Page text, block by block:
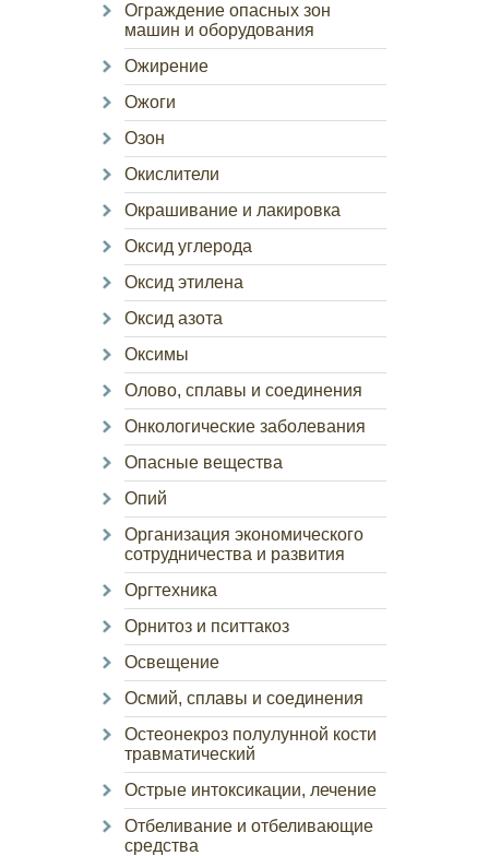
Ограждение опасных зон
машин и оборудования
Ожирение
Ожоги
Озон
Окислители
Окрашивание и лакировка
Оксид углерода
Оксид этилена
Оксид азота
Оксимы
Олово, сплавы и соединения
Онкологические заболевания
Опасные вещества
Опий
Организация экономического
сотрудничества и развития
Оргтехника
Орнитоз и пситтакоз
Освещение
Осмий, сплавы и соединения
Остеонекроз полулунной кости
травматический
Острые интоксикации, лечение
Отбеливание и отбеливающие
средства